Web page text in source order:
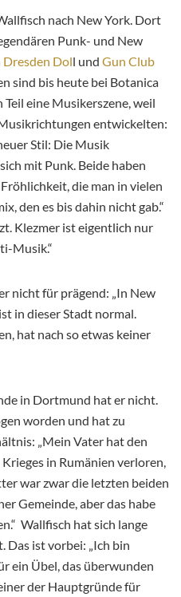
nach New York. Dort
Punk- und New
Dresden Doll und Gun Club
sind bis heute bei Botanica
eine Musikerszene, weil
entwickelten:
Stil: Die Musik
mit Punk. Beide haben
die man in vielen
den es bis dahin nicht gab.“
Klezmer ist eigentlich nur
Musik.“
nicht für prägend: „In New
in dieser Stadt normal.
hat nach so etwas keiner
in Dortmund hat er nicht.
worden und hat zu
„Mein Vater hat den
in Rumänien verloren,
war zwar die letzten beiden
Gemeinde, aber das habe
Wallfisch hat sich lange
Das ist vorbei: „Ich bin
ein Übel, das überwunden
der Hauptgründe für